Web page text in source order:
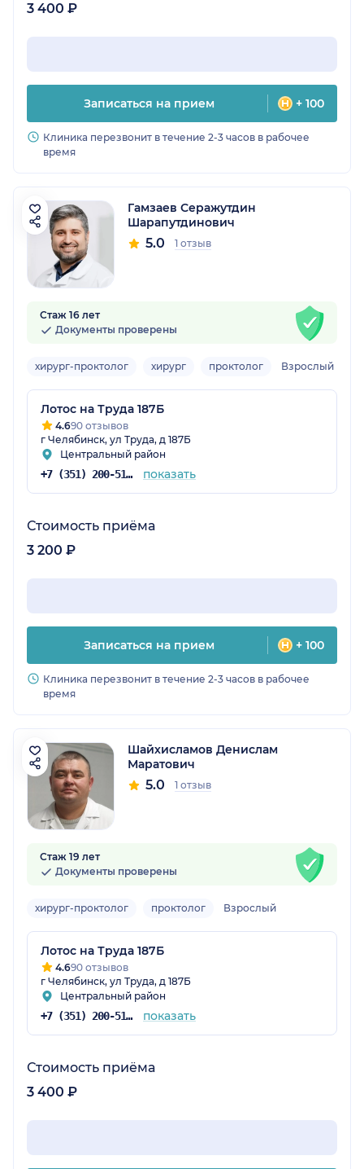
3 400 ₽
Записаться на прием + 100
Клиника перезвонит в течение 2-3 часов в рабочее
время
Гамзаев Серажутдин
Шарапутдинович
5.0 1 отзыв
Стаж 16 лет
Документы проверены
хирург-проктолог хирург проктолог Взрослый
Лотос на Труда 187Б
4.690 отзывов
г Челябинск, ул Труда, д 187Б
Центральный район
+7 (351) 200-51-58 показать
Стоимость приёма
3 200 ₽
Записаться на прием + 100
Клиника перезвонит в течение 2-3 часов в рабочее
время
Шайхисламов Денислам
Маратович
5.0 1 отзыв
Стаж 19 лет
Документы проверены
хирург-проктолог проктолог Взрослый
Лотос на Труда 187Б
4.690 отзывов
г Челябинск, ул Труда, д 187Б
Центральный район
+7 (351) 200-51-58 показать
Стоимость приёма
3 400 ₽